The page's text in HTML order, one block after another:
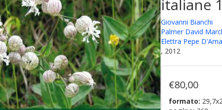
italiane
Giovanni Bianchi
Palmer David
Elettra Pepe
, 2012
€80,00
formato: